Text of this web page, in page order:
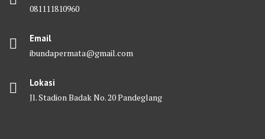
081111810960
Email
ibundapermata@gmail.com
Lokasi
Jl. Stadion Badak No. 20 Pandeglang